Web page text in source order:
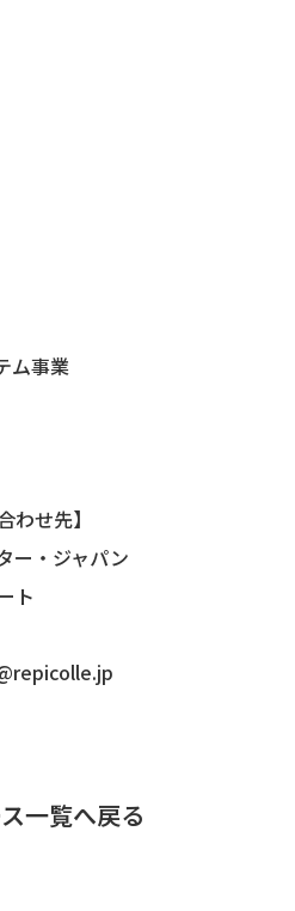
ム事業
わせ先】
ー・ジャパン
ト
一覧へ戻る